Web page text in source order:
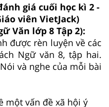
giá cuối học kì 2 -
viên VietJack)
Văn lớp 8 Tập 2):
được rèn luyện về các
Ngữ văn 8, tập hai.
và nghe của mỗi bài
một vấn đề xã hội ý